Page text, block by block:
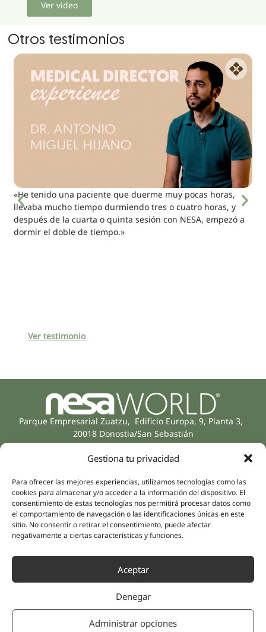
Gestiona tu privacidad
Para ofrecer las mejores experiencias, utilizamos tecnologías como las
cookies para almacenar y/o acceder a la información del dispositivo. El
consentimiento de estas tecnologías nos permitirá procesar datos como
el comportamiento de navegación o las identificaciones únicas en este
sitio. No consentir o retirar el consentimiento, puede afectar
negativamente a ciertas características y funciones.
Aceptar
Denegar
Administrar opciones
Ver video
Otros testimonios
«He tenido una paciente que duerme muy pocas horas,
llevaba mucho tiempo durmiendo tres o cuatro horas, y
después de la cuarta o quinta sesión con NESA, empezó a
dormir el doble de tiempo.»
Ver testimonio
Parque Empresarial Zuatzu, Edificio Europa, 9, Planta 3,
20018 Donostia/San Sebastián
(Gipuzkoa)
Especialidades
Salud íntima
Sports
Salud mental
Neurología y dolor
Medicina estética
Compañía
Equipo humano
Distribuidores
Partnerships
Nesa Academic
Evidencia científica
Síguenos
Instagram
LinkedIn